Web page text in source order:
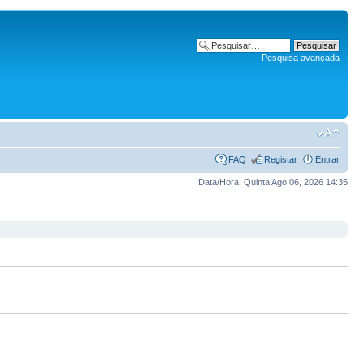
Pesquisa avançada
FAQ Registar Entrar
Data/Hora: Quinta Ago 06, 2026 14:35